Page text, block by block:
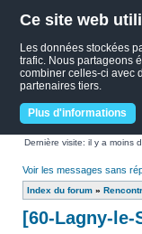
Ce site web
Les données stockées
trafic. Nous partageons
combiner celles-ci avec
partenaires tiers.
Plus d'informations
Dernière visite: il y a moins
Voir les messages sans
Index du forum »
[60-Lagny-